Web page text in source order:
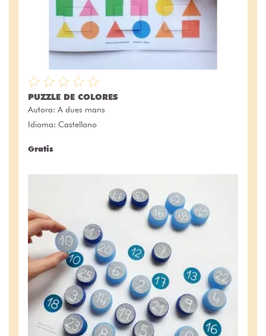
PUZZLE DE COLORES
Autora: A dues mans
Idioma: Castellano
Gratis